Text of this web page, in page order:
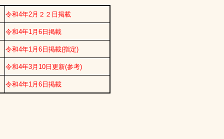
令和4年2月２２日掲載
令和4年1月6日掲載
令和4年1月6日掲載(指定)
令和4年3月10日更新(参考)
令和4年1月6日掲載